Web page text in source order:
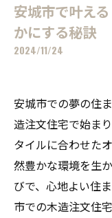
安城市で叶え
かにする秘訣
2024/11/24
安城市での夢の住
造注文住宅で始ま
タイルに合わせた
然豊かな環境を生
びで、心地よい住
市での木造注文住